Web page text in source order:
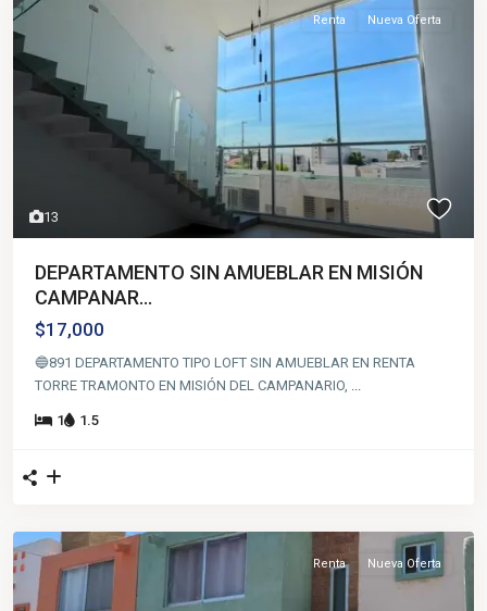
13
Renta Nueva Oferta
DEPARTAMENTO SIN AMUEBLAR EN MISIÓN
CAMPANAR...
$17,000
🔵891 DEPARTAMENTO TIPO LOFT SIN AMUEBLAR EN RENTA
TORRE TRAMONTO EN MISIÓN DEL CAMPANARIO, ...
1 1.5
Renta Nueva Oferta